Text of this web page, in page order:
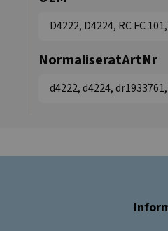
D4222, D4224, RC FC
NormaliseratArtNr
d4222, d4224,